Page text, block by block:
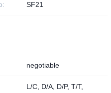
SF21
negotiable
L/C, D/A, D/P, T/T,